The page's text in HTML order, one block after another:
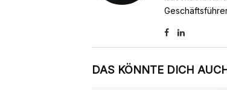
DAS KÖNNTE DICH